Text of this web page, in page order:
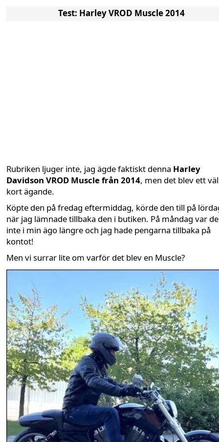
Test: Harley VROD Muscle 2014
Rubriken ljuger inte, jag ägde faktiskt denna Harley
Davidson VROD Muscle från 2014, men det blev ett
kort ägande.
Köpte den på fredag eftermiddag, körde den till på
när jag lämnade tillbaka den i butiken. På måndag var
inte i min ägo längre och jag hade pengarna tillbaka på
kontot!
Men vi surrar lite om varför det blev en Muscle?